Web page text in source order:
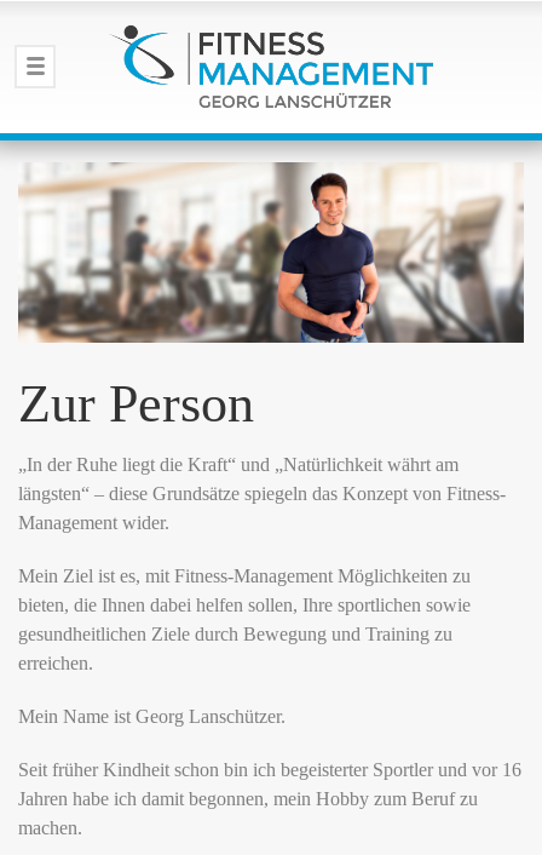
Zur Person
„In der Ruhe liegt die Kraft“ und „Natürlichkeit währt am
längsten“ – diese Grundsätze spiegeln das Konzept von Fitness-
Management wider.
Mein Ziel ist es, mit Fitness-Management Möglichkeiten zu
bieten, die Ihnen dabei helfen sollen, Ihre sportlichen sowie
gesundheitlichen Ziele durch Bewegung und Training zu
erreichen.
Mein Name ist Georg Lanschützer.
Seit früher Kindheit schon bin ich begeisterter Sportler und vor 16
Jahren habe ich damit begonnen, mein Hobby zum Beruf zu
machen.